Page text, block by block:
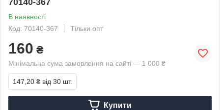
В наявності
Код: 70140-367
Тільки опт
160 ₴
Мінімальна сума замовлення на сайті — 1 000 ₴
147,20 ₴ від 30 шт.
Купити